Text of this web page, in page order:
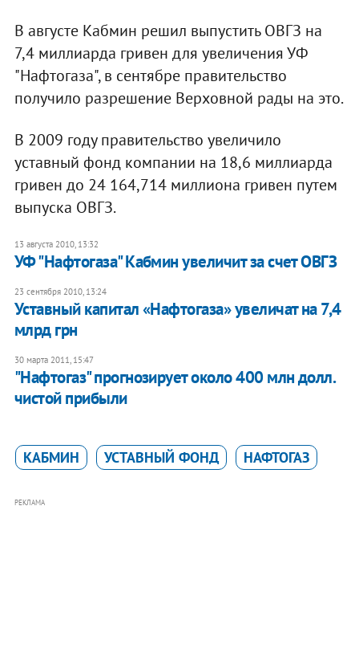
В августе Кабмин решил выпустить ОВГЗ на
7,4 миллиарда гривен для увеличения УФ
"Нафтогаза", в сентябре правительство
получило разрешение Верховной рады на это.
В 2009 году правительство увеличило
уставный фонд компании на 18,6 миллиарда
гривен до 24 164,714 миллиона гривен путем
выпуска ОВГЗ.
13 августа 2010, 13:32
УФ "Нафтогаза" Кабмин увеличит за счет ОВГЗ
23 сентября 2010, 13:24
Уставный капитал «Нафтогаза» увеличат на 7,4
млрд грн
30 марта 2011, 15:47
"Нафтогаз" прогнозирует около 400 млн долл.
чистой прибыли
КАБМИН УСТАВНЫЙ ФОНД НАФТОГАЗ
РЕКЛАМА